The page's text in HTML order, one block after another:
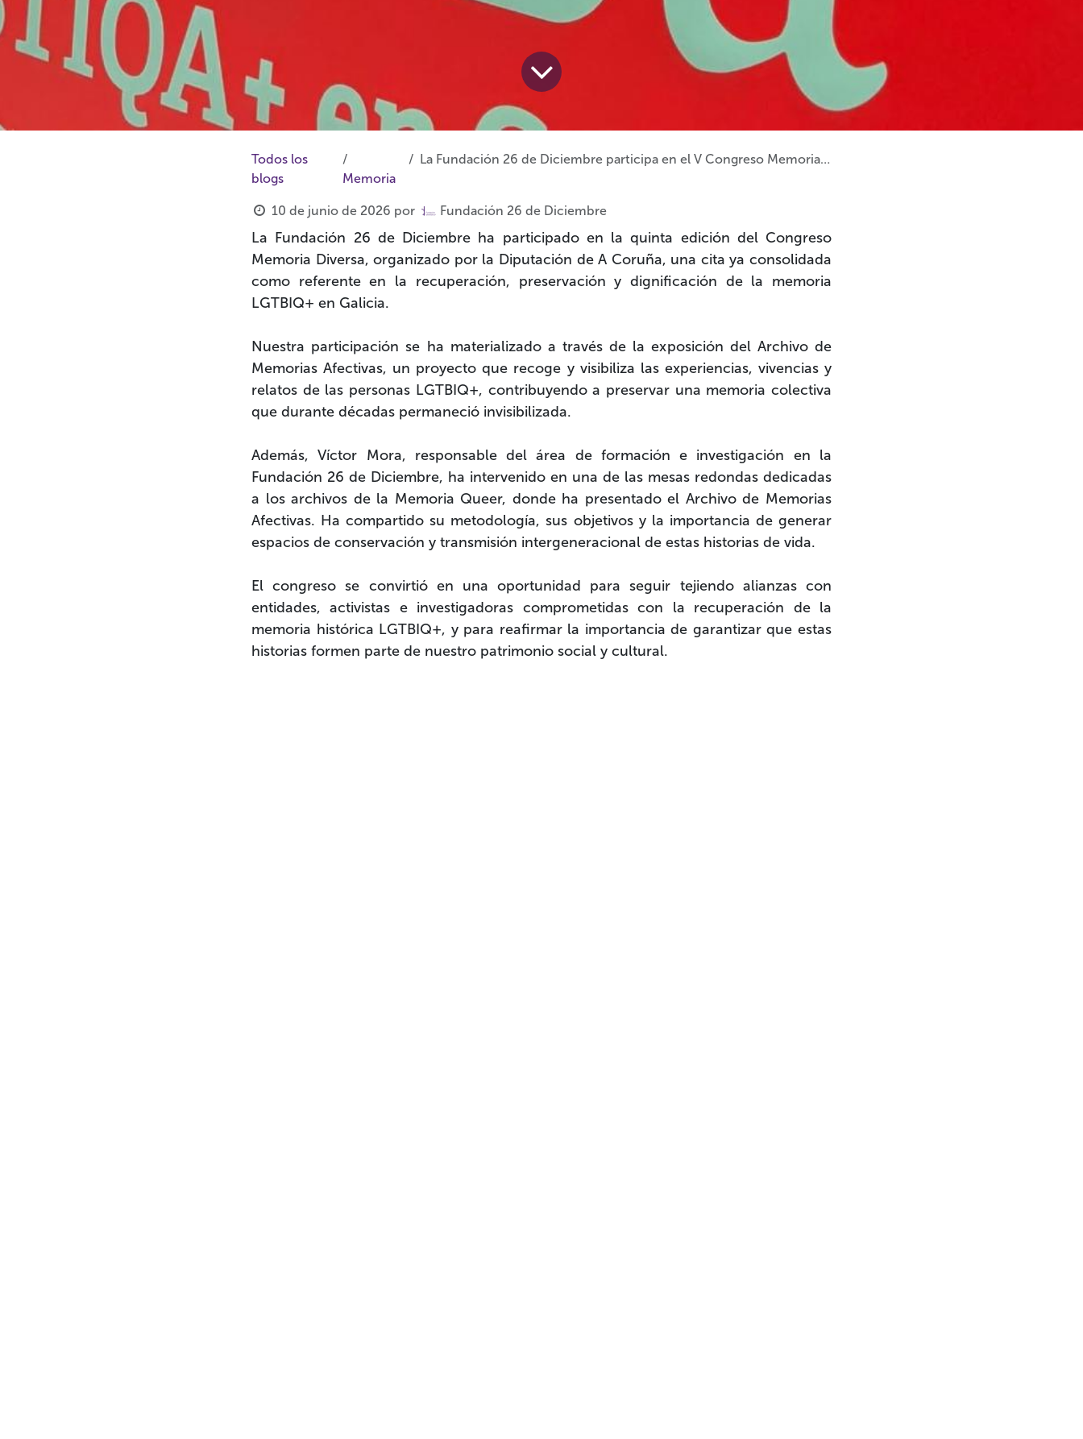
Todos los
blogs
Memoria
La Fundación 26 de Diciembre participa en el V Congreso Memoria Diversa
10 de junio de 2026 por Fundación 26 de Diciembre
La Fundación 26 de Diciembre ha participado en la quinta edición del Congreso
Memoria Diversa, organizado por la Diputación de A Coruña, una cita ya consolidada
como referente en la recuperación, preservación y dignificación de la memoria
LGTBIQ+ en Galicia.
Nuestra participación se ha materializado a través de la exposición del Archivo de
Memorias Afectivas, un proyecto que recoge y visibiliza las experiencias, vivencias y
relatos de las personas LGTBIQ+, contribuyendo a preservar una memoria colectiva
que durante décadas permaneció invisibilizada.
Además, Víctor Mora, responsable del área de formación e investigación en la
Fundación 26 de Diciembre, ha intervenido en una de las mesas redondas dedicadas
a los archivos de la Memoria Queer, donde ha presentado el Archivo de Memorias
Afectivas. Ha compartido su metodología, sus objetivos y la importancia de generar
espacios de conservación y transmisión intergeneracional de estas historias de vida.
El congreso se convirtió en una oportunidad para seguir tejiendo alianzas con
entidades, activistas e investigadoras comprometidas con la recuperación de la
memoria histórica LGTBIQ+, y para reafirmar la importancia de garantizar que estas
historias formen parte de nuestro patrimonio social y cultural.